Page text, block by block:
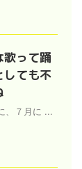
歌って踊
しても不
、７月に ...